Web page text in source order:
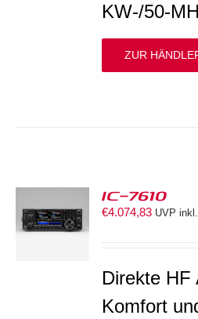
KW-/50-
ZUR
IC-7610
€4.074,83 UVP
Direkte HF
Komfort